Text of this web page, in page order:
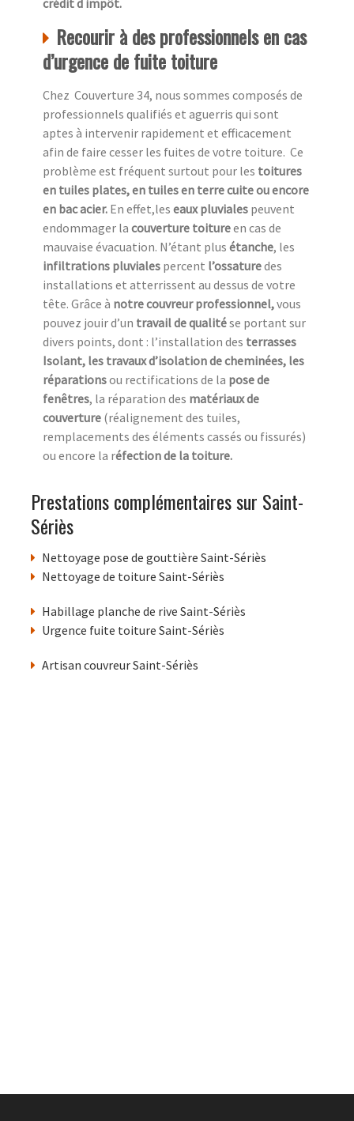
crédit d impôt.
Recourir à des professionnels en cas
d’urgence de fuite toiture
Chez Couverture 34, nous sommes composés de
professionnels qualifiés et aguerris qui sont
aptes à intervenir rapidement et efficacement
afin de faire cesser les fuites de votre toiture. Ce
problème est fréquent surtout pour les toitures
en tuiles plates, en tuiles en terre cuite ou encore
en bac acier. En effet,les eaux pluviales peuvent
endommager la couverture toitureen cas de
mauvaise évacuation. N’étant plus étanche, les
infiltrations pluviales percent l’ossaturedes
installations et atterrissent au dessus de votre
tête. Grâce à notre couvreur professionnel,vous
pouvez jouir d’un travail de qualitése portant sur
divers points, dont : l’installation des terrasses
Isolant, les travaux d’isolation de cheminées, les
réparationsou rectifications de la pose de
fenêtres, la réparation des matériaux de
couverture (réalignement des tuiles,
remplacements des éléments cassés ou fissurés)
ou encore la réfection de la toiture.
Prestations complémentaires sur Saint-
Sériès
Nettoyage pose de gouttière Saint-Sériès
Nettoyage de toiture Saint-Sériès
Habillage planche de rive Saint-Sériès
Urgence fuite toiture Saint-Sériès
Artisan couvreur Saint-Sériès